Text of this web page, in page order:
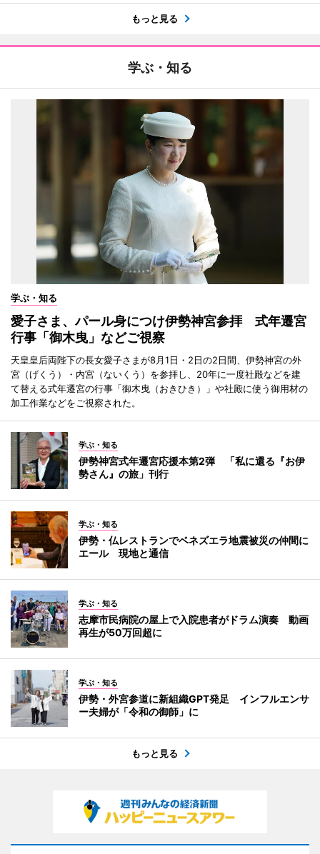
もっと見る
学ぶ・知る
学ぶ・知る
愛子さま、パール身につけ伊勢神宮参拝 式年遷宮
行事「御木曳」などご視察
天皇皇后両陛下の長女愛子さまが8月1日・2日の2日間、伊勢神宮の外
宮（げくう）・内宮（ないくう）を参拝し、20年に一度社殿などを建
て替える式年遷宮の行事「御木曳（おきひき）」や社殿に使う御用材の
加工作業などをご視察された。
学ぶ・知る
伊勢神宮式年遷宮応援本第2弾 「私に還る『お伊
勢さん』の旅」刊行
学ぶ・知る
伊勢・仏レストランでベネズエラ地震被災の仲間に
エール 現地と通信
学ぶ・知る
志摩市民病院の屋上で入院患者がドラム演奏 動画
再生が50万回超に
学ぶ・知る
伊勢・外宮参道に新組織GPT発足 インフルエンサ
ー夫婦が「令和の御師」に
もっと見る